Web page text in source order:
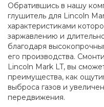
Обратившись в нашу
глушитель для Lincoln
характеристиками
заржавлению и
благодаря
его производства.
Lincoln Mark LT, вы
преимущества, как
выброса газов и
передвижения.